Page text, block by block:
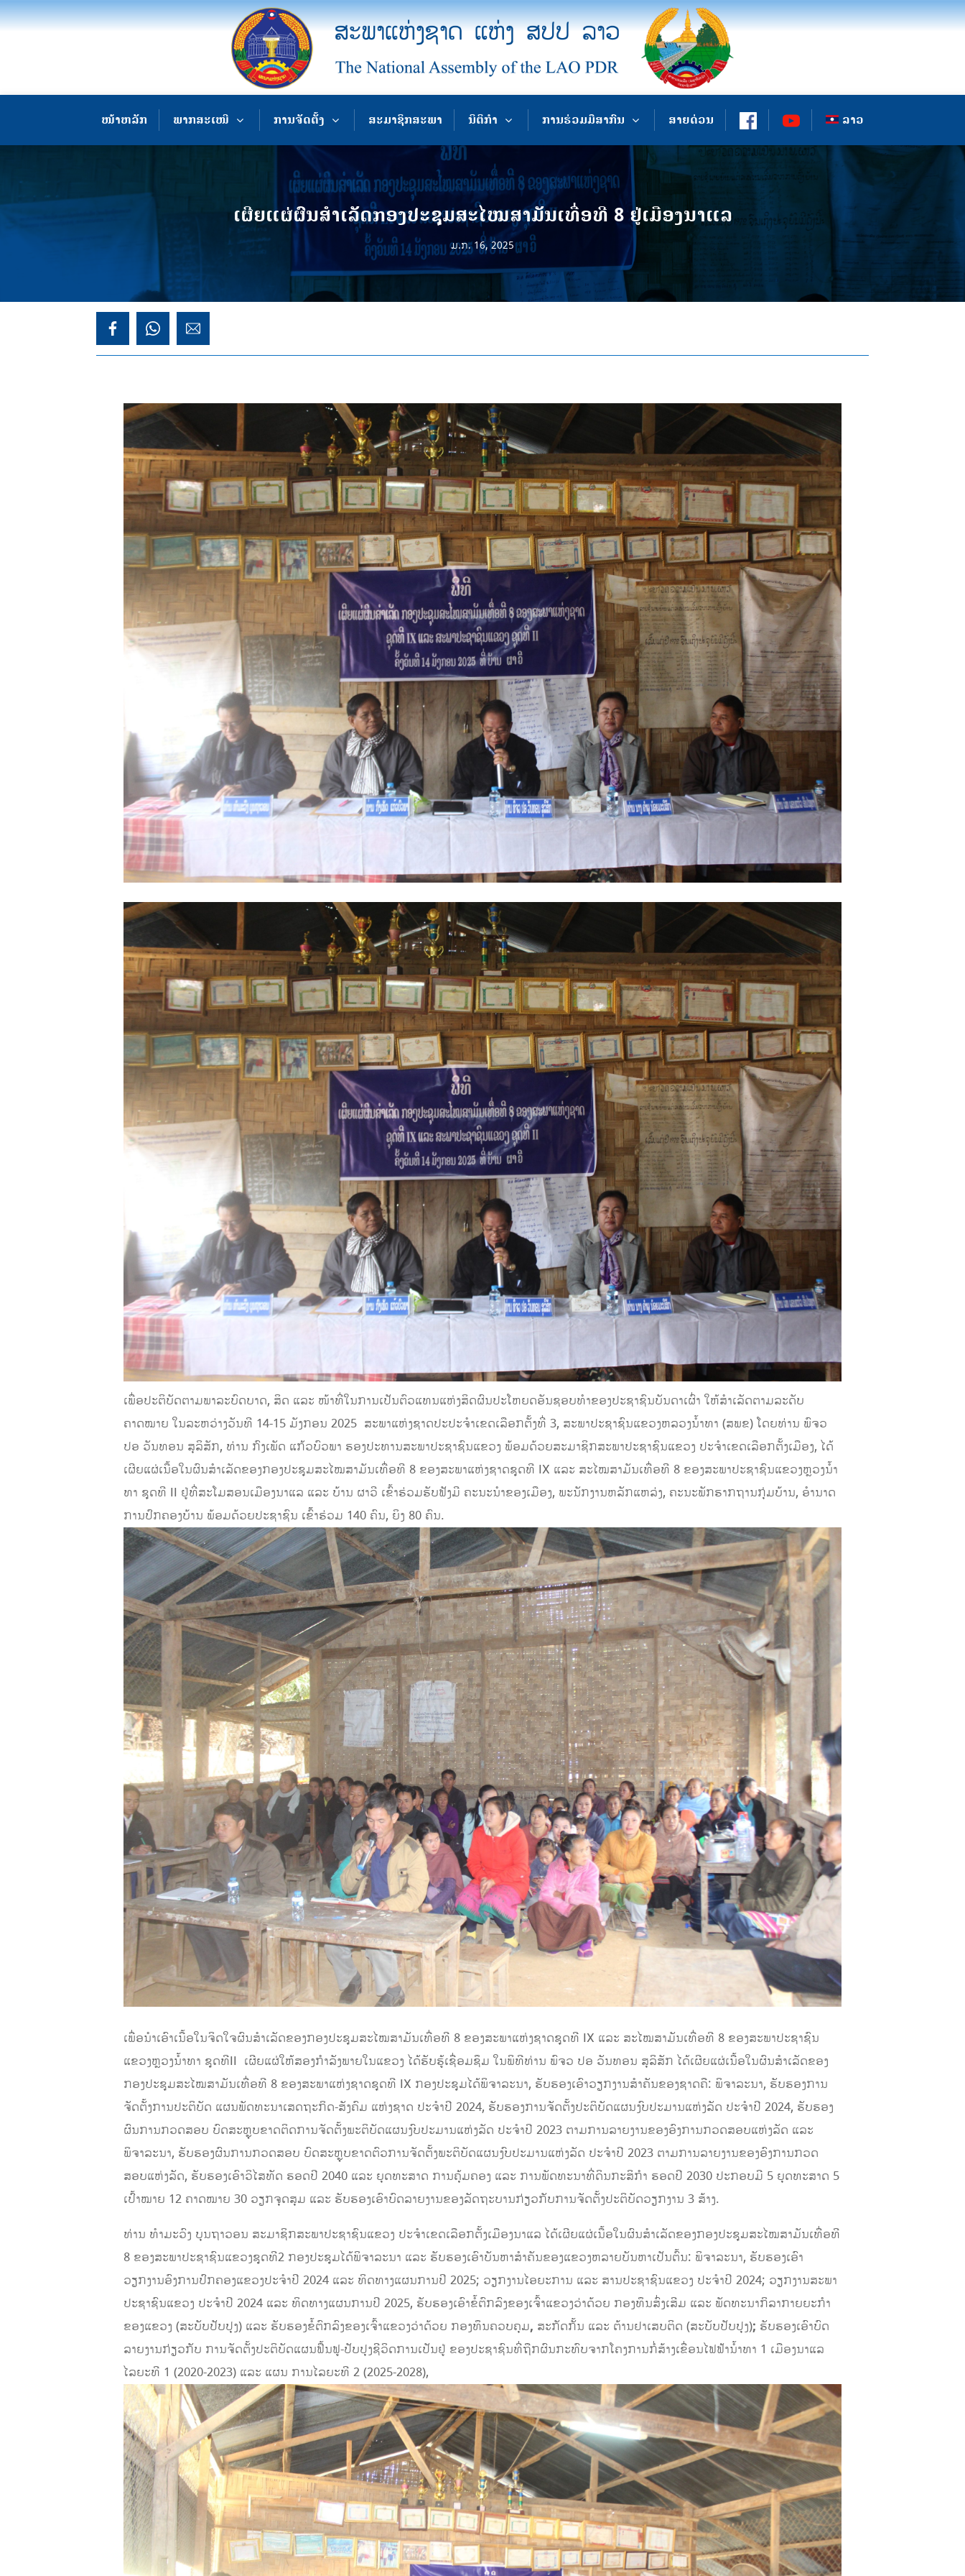
ໜ້າຫລັກ ພາກສະເໜີ ການຈັດຕັ້ງ ສະມາຊິກສະພາ ນິຕິກຳ ການຮ່ວມມືສາກົນ ສາຍດ່ວນ ລາວ
ເຜີຍແຜ່ຜົນສຳເລັດກອງປະຊຸມສະໄໝສາມັນເທື່ອທີ 8 ຢູ່ເມືອງນາແລ
ມ.ກ. 16, 2025
ເພື່ອປະຕິບັດຕາມພາລະບົດບາດ, ສິດ ແລະ ໜ້າທີ່ໃນການເປັນຕົວແທນແຫ່ງສິດຜົນປະໂຫຍດອັນຊອບທຳຂອງປະຊາຊົນບັນດາເຜົ່າ ໃຫ້ສຳເລັດຕາມລະດັບ
ຄາດໝາຍ ໃນລະຫວ່າງວັນທີ 14-15 ມັງກອນ 2025 ສະພາແຫ່ງຊາດປະປະຈໍາເຂດເລືອກຕັ້ງທີ່ 3, ສະພາປະຊາຊົນແຂວງຫລວງນ້ຳທາ (ສພຂ) ໂດຍທ່ານ ພົຈວ
ປອ ວັນທອນ ສຸລິສັກ, ທ່ານ ກົງເພັດ ແກ້ວບົວພາ ຮອງປະທານສະພາປະຊາຊົນແຂວງ ພ້ອມດ້ວຍສະມາຊິກສະພາປະຊາຊົນແຂວງ ປະຈຳເຂດເລືອກຕັ້ງເມືອງ, ໄດ້
ເຜີຍແຜ່ເນື້ອໃນຜົນສໍາເລັດຂອງກອງປະຊຸມສະໄໝສາມັນເທື່ອທີ 8 ຂອງສະພາແຫ່ງຊາດຊຸດທີ IX ແລະ ສະໄໝສາມັນເທື່ອທີ 8 ຂອງສະພາປະຊາຊົນແຂວງຫຼວງນໍ້າ
ທາ ຊຸດທີ II ຢູ່ທີ່ສະໂມສອນເມືອງນາແລ ແລະ ບ້ານ ຜາວີ ເຂົ້າຮ່ວມຮັບຟັງມີ ຄະນະນໍາຂອງເມືອງ, ພະນັກງານຫລັກແຫລ່ງ, ຄະນະພັກຮາກຖານກຸ່ມບ້ານ, ອຳນາດ
ການປົກຄອງບ້ານ ພ້ອມດ້ວຍປະຊາຊົນ ເຂົ້້າຮ່ວມ 140 ຄົນ, ຍິງ 80 ຄົນ.
ເພື່ອນຳເອົາເນື້ອໃນຈິດໃຈຜົນສຳເລັດຂອງກອງປະຊຸມສະໄໝສາມັນເທື່ອທີ 8 ຂອງສະພາແຫ່ງຊາດຊຸດທີ IX ແລະ ສະໄໝສາມັນເທື່ອທີ 8 ຂອງສະພາປະຊາຊົນ
ແຂວງຫຼວງນໍ້າທາ ຊຸດທີII ເຜີຍແຜ່ໃຫ້ສອງກໍາລັງພາຍໃນແຂວງ ໄດ້ຮັບຮູ້ເຊື່ອມຊຶມ ໃນພິທີທ່ານ ພົຈວ ປອ ວັນທອນ ສຸລິສັກ ໄດ້ເຜີຍແຜ່ເນື້ອໃນຜົນສຳເລັດຂອງ
ກອງປະຊຸມສະໄໝສາມັນເທື່ອທີ 8 ຂອງສະພາແຫ່ງຊາດຊຸດທີ IX ກອງປະຊຸມໄດ້ພິຈາລະນາ, ຮັບຮອງເອົາວຽກງານສຳຄັນຂອງຊາດຄື: ພິຈາລະນາ, ຮັບຮອງການ
ຈັດຕັ້ງການປະຕິບັດ ແຜນພັດທະນາເສດຖະກິດ-ສັງຄົມ ແຫ່ງຊາດ ປະຈຳປີ 2024, ຮັບຮອງການຈັດຕັ້ງປະຕິບັດແຜນງົບປະມານແຫ່ງລັດ ປະຈຳປີ 2024, ຮັບຮອງ
ຜົນການກວດສອບ ບົດສະຫຼຸບຂາດຕິດການຈັດຕັ້ງພະຕິບັດແຜນງົບປະມານແຫ່ງລັດ ປະຈຳປີ 2023 ຕາມການລາຍງານຂອງອົງການກວດສອບແຫ່ງລັດ ແລະ
ພິຈາລະນາ, ຮັບຮອງຜົນການກວດສອບ ບົດສະຫຼຸບຂາດຕົວການຈັດຕັ້ງພະຕິບັດແຜນງົບປະມານແຫ່ງລັດ ປະຈຳປີ 2023 ຕາມການລາຍງານຂອງອົງການກວດ
ສອບແຫ່ງລັດ, ຮັບຮອງເອົາວິໄສທັດ ຮອດປີ 2040 ແລະ ຍຸດທະສາດ ການຄຸ້ມຄອງ ແລະ ການພັດທະນາທີ່ດິນກະສິກຳ ຮອດປີ 2030 ປະກອບມີ 5 ຍຸດທະສາດ 5
ເປົ້າໝາຍ 12 ຄາດໝາຍ 30 ວຽກຈຸດສຸມ ແລະ ຮັບຮອງເອົາບົດລາຍງານຂອງລັດຖະບານກ່ຽວກັບການຈັດຕັ້ງປະຕິບັດວຽກງານ 3 ສ້າງ.
ທ່ານ ທຳມະວົງ ບຸນຖາວອນ ສະມາຊິກສະພາປະຊາຊົນແຂວງ ປະຈຳເຂດເລືອກຕັ້ງເມືອງນາແລ ໄດ້ເຜີຍແຜ່ເນື້ອໃນຜົນສຳເລັດຂອງກອງປະຊຸມສະໄໝສາມັນເທື່ອທີ
8 ຂອງສະພາປະຊາຊົນແຂວງຊຸດທີ2 ກອງປະຊຸມໄດ້ພິຈາລະນາ ແລະ ຮັບຮອງເອົາບັນຫາສໍາຄັນຂອງແຂວງຫລາຍບັນຫາເປັນຕົ້ນ: ພິຈາລະນາ, ຮັບຮອງເອົາ
ວຽກງານອົງການປົກຄອງແຂວງປະຈຳປີ 2024 ແລະ ທິດທາງແຜນການປີ 2025; ວຽກງານໄອຍະການ ແລະ ສານປະຊາຊົນແຂວງ ປະຈຳປີ 2024; ວຽກງານສະພາ
ປະຊາຊົນແຂວງ ປະຈຳປີ 2024 ແລະ ທິດທາງແຜນການປີ 2025, ຮັບຮອງເອົາຂໍ້ຕົກລົງຂອງເຈົ້າແຂວງວ່າດ້ວຍ ກອງທຶນສົ່ງເສີມ ແລະ ພັດທະນາກິລາກາຍຍະກໍາ
ຂອງແຂວງ (ສະບັບປັບປຸງ) ແລະ ຮັບຮອງຂໍ້ຕົກລົງຂອງເຈົ້າແຂວງວ່າດ້ວຍ ກອງທຶນຄວບຄຸມ, ສະກັດກັ້ນ ແລະ ຕ້ານຢາເສບຕິດ (ສະບັບປັບປຸງ); ຮັບຮອງເອົາບົດ
ລາຍງານກ່ຽວກັບ ການຈັດຕັ້ງປະຕິບັດແຜນຟື້ນຟູ-ປັບປຸງຊີວິດການເປັນຢູ່ ຂອງປະຊາຊົນທີ່ຖືກຜົນກະທົບຈາກໂຄງການກໍ່ສ້າງເຂື່ອນໄຟຟ້ານໍ້າທາ 1 ເມືອງນາແລ
ໄລຍະທີ 1 (2020-2023) ແລະ ແຜນ ການໄລຍະທີ 2 (2025-2028),